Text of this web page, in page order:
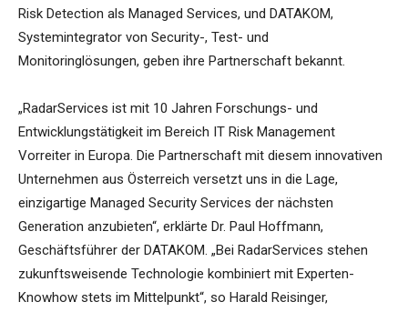
Risk Detection als Managed Services, und DATAKOM,
Systemintegrator von Security-, Test- und
Monitoringlösungen, geben ihre Partnerschaft bekannt.
„RadarServices ist mit 10 Jahren Forschungs- und
Entwicklungstätigkeit im Bereich IT Risk Management
Vorreiter in Europa. Die Partnerschaft mit diesem innovativen
Unternehmen aus Österreich versetzt uns in die Lage,
einzigartige Managed Security Services der nächsten
Generation anzubieten“, erklärte Dr. Paul Hoffmann,
Geschäftsführer der DATAKOM. „Bei RadarServices stehen
zukunftsweisende Technologie kombiniert mit Experten-
Knowhow stets im Mittelpunkt“, so Harald Reisinger,